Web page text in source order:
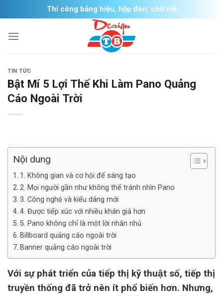
to
content
Thi công bảng hiệu, hộp đèn, chữ nổi
TIN TỨC
Bật Mí 5 Lợi Thế Khi Làm Pano Quảng
Cáo Ngoài Trời
Nội dung
1. Không gian và cơ hội để sáng tạo
2. Mọi người gần như không thể tránh nhìn Pano
3. Công nghệ và kiểu dáng mới
4. Được tiếp xúc với nhiều khán giả hơn
5. Pano không chỉ là một lời nhắn nhủ
Billboard quảng cáo ngoài trời
Banner quảng cáo ngoài trời
Với sự phát triển của tiếp thị kỹ thuật số, tiếp thị
truyền thống đã trở nên ít phổ biến hơn. Nhưng,